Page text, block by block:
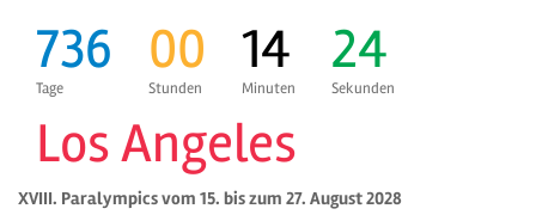
736
Tage
00
Stunden
14
Minuten
24
Sekunden
Los Angeles
XVIII. Paralympics vom 15. bis zum 27. August 2028